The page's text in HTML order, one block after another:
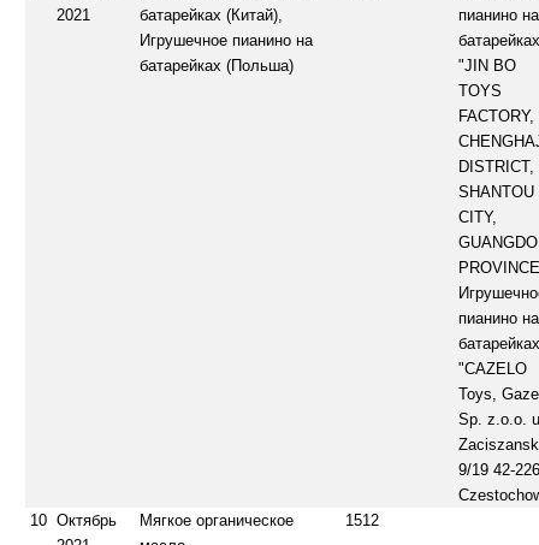
2021
батарейках (Китай),
Игрушечное пианино на
батарейках (Польша)
пианино на
"JIN ВО
TOYS
FACTORY,
DISTRICT,
SHANTOU
CITY,
пианино на
"CAZELO
Toys,
Sp. z.o.o.
9/19 42-
10 Октябрь
Мягкое органическое
1512